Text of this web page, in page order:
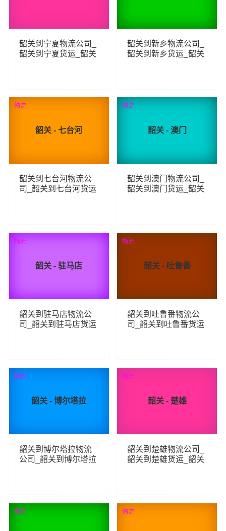
韶关到宁夏物流公司_
韶关到宁夏货运_韶关
249 查看详细
韶关到新乡物流公司_
韶关到新乡货运_韶关
282 查看详细
韶关 - 七台河
韶关到七台河物流公
司_韶关到七台河货运
286 查看详细
物流
韶关 - 澳门
韶关到澳门物流公司_
韶关到澳门货运_韶关
450 查看详细
物流
韶关 - 驻马店
韶关到驻马店物流公
司_韶关到驻马店货运
265 查看详细
物流
韶关 - 吐鲁番
韶关到吐鲁番物流公
司_韶关到吐鲁番货运
244 查看详细
物流
韶关 - 博尔塔拉
韶关到博尔塔拉物流
公司_韶关到博尔塔拉
219 查看详细
物流
韶关 - 楚雄
韶关到楚雄物流公司_
韶关到楚雄货运_韶关
226 查看详细
物流
物流 物流